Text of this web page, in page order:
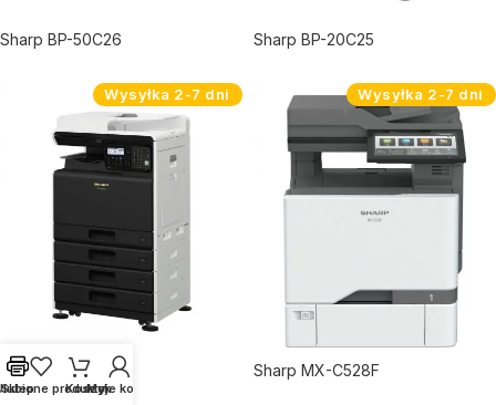
Sharp BP-50C26 Sharp BP-20C25
Wysyłka 2-7 dni
Sharp BP-20C20
Wysyłka 2-7 dni
Sharp MX-C528F
Sklep produkty
KoszykMoje konto